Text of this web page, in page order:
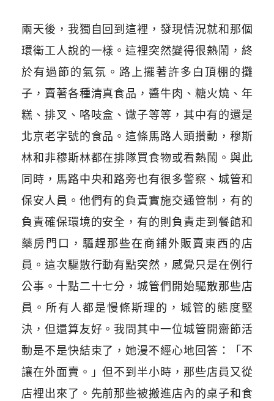
兩天後，我獨自回到這裡，發現情況就和那個
環衛工人說的一樣。這裡突然變得很熱鬧，終
於有過節的氣氛。路上擺著許多白頂棚的攤
子，賣著各種清真食品，醬牛肉、糖火燒、年
糕、排叉、咯吱盒、馓子等等，其中有的還是
北京老字號的食品。這條馬路人頭攢動，穆斯
林和非穆斯林都在排隊買食物或看熱鬧。與此
同時，馬路中央和路旁也有很多警察、城管和
保安人員。他們有的負責實施交通管制，有的
負責確保環境的安全，有的則負責走到餐館和
藥房門口，驅趕那些在商鋪外販賣東西的店
員。這次驅散行動有點突然，感覺只是在例行
公事。十點二十七分，城管們開始驅散那些店
員。所有人都是慢條斯理的，城管的態度堅
決，但還算友好。我問其中一位城管開齋節活
動是不是快結束了，她漫不經心地回答：「不
讓在外面賣。」但不到半小時，那些店員又從
店裡出來了。先前那些被搬進店內的桌子和食